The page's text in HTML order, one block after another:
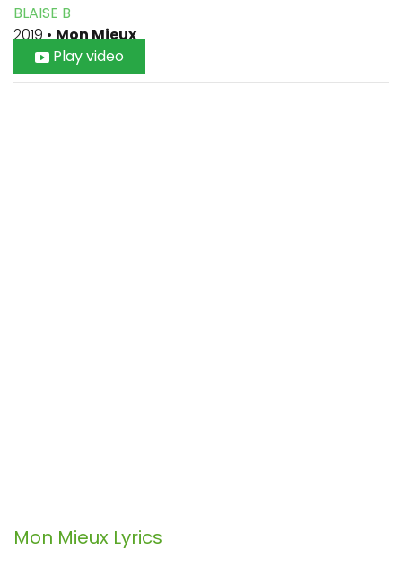
BLAISE B
2019•Mon Mieux
Play video
Mon Mieux Lyrics